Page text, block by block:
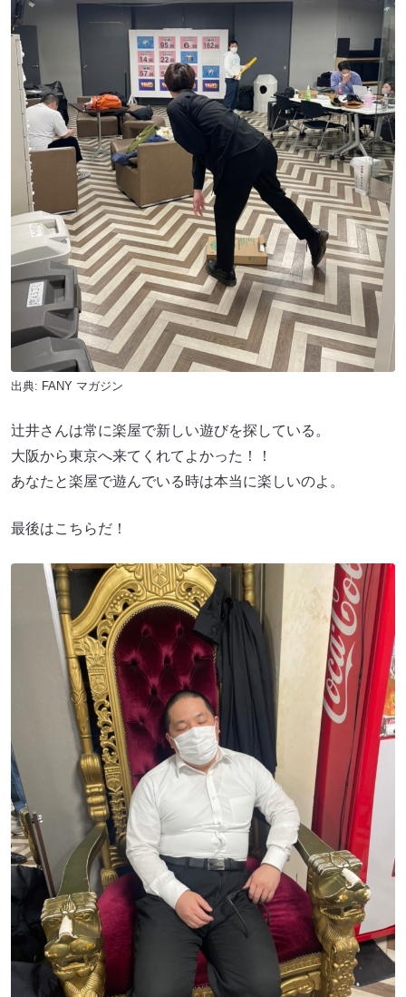
出典: FANY マガジン
辻井さんは常に楽屋で新しい遊びを探している。
大阪から東京へ来てくれてよかった！！
あなたと楽屋で遊んでいる時は本当に楽しいのよ。
最後はこちらだ！